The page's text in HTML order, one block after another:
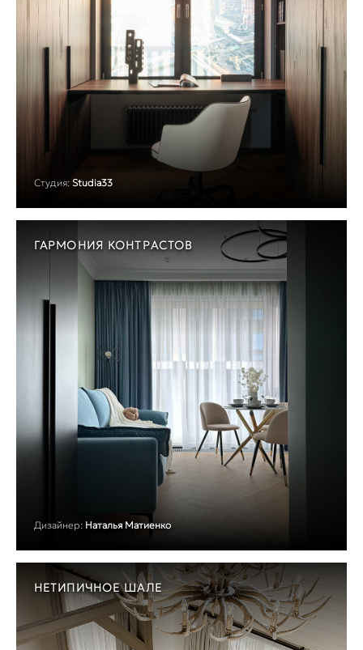
Студия: Studia33
ГАРМОНИЯ КОНТРАСТОВ
Дизайнер: Наталья Матиенко
НЕТИПИЧНОЕ ШАЛЕ